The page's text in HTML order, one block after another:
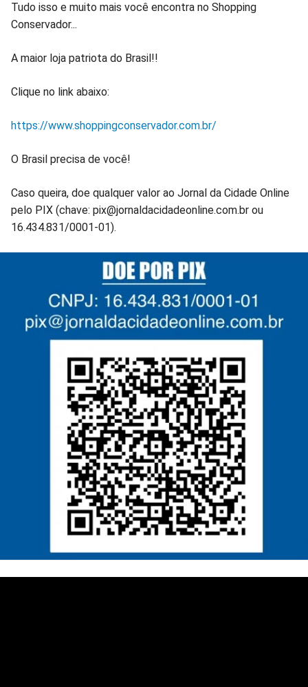
Tudo isso e muito mais você encontra no Shopping
Conservador...
A maior loja patriota do Brasil!!
Clique no link abaixo:
https://www.shoppingconservador.com.br/
O Brasil precisa de você!
Caso queira, doe qualquer valor ao Jornal da Cidade Online
pelo PIX (chave: pix@jornaldacidadeonline.com.br ou
16.434.831/0001-01).